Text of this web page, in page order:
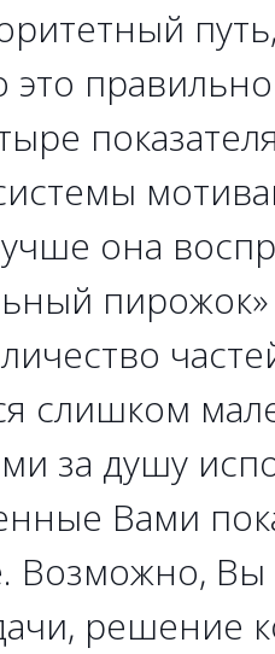
это
она
слишком
за душу
Вами
Возможно,
решение